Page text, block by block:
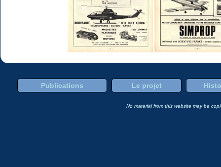
Publications Le projet
No material from this website may be